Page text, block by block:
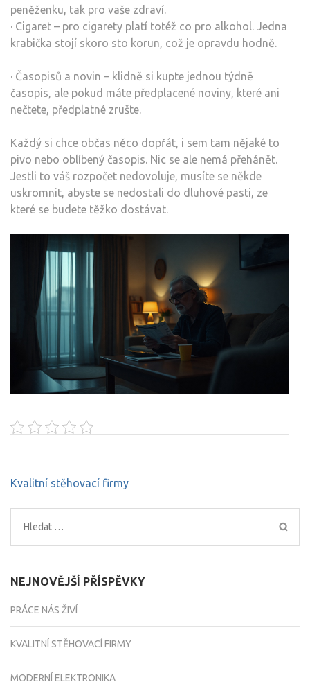
peněženku, tak pro vaše zdraví.
· Cigaret – pro cigarety platí totéž co pro alkohol. Jedna
krabička stojí skoro sto korun, což je opravdu hodně.
· Časopisů a novin – klidně si kupte jednou týdně
časopis, ale pokud máte předplacené noviny, které ani
nečtete, předplatné zrušte.
Každý si chce občas něco dopřát, i sem tam nějaké to
pivo nebo oblíbený časopis. Nic se ale nemá přehánět.
Jestli to váš rozpočet nedovoluje, musíte se někde
uskromnit, abyste se nedostali do dluhové pasti, ze
které se budete těžko dostávat.
Navigace
Kvalitní stěhovací firmy
Vyhledávání
NEJNOVĚJŠÍ PŘÍSPĚVKY
PRÁCE NÁS ŽIVÍ
KVALITNÍ STĚHOVACÍ FIRMY
MODERNÍ ELEKTRONIKA